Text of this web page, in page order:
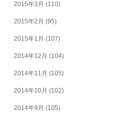
2015年3月 (110)
2015年2月 (95)
2015年1月 (107)
2014年12月 (104)
2014年11月 (105)
2014年10月 (102)
2014年9月 (105)